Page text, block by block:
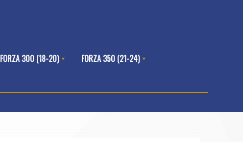
FORZA 300 (18-20)
FORZA 350 (21-24)